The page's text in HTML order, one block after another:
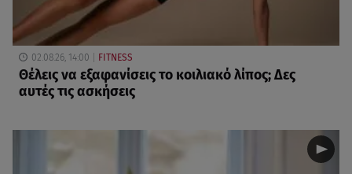
02.08.26, 14:00 FITNESS
Θέλεις να εξαφανίσεις το κοιλιακό λίπος; Δες
αυτές τις ασκήσεις